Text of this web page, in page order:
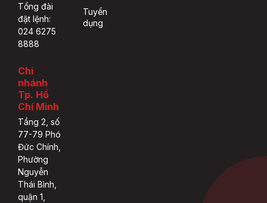
Tổng đài
đặt lệnh:
024 6275
8888
Chi
nhánh
Tp. Hồ
Chí Minh
Tầng 2, số
77-79 Phó
Đức Chính,
Phường
Nguyễn
Thái Bình,
quận 1,
Tuyển
dụng